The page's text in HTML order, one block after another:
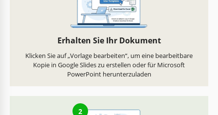
Erhalten Sie Ihr Dokument
Klicken Sie auf „Vorlage bearbeiten“, um eine bearbeitbare
Kopie in Google Slides zu erstellen oder für Microsoft
PowerPoint herunterzuladen
2